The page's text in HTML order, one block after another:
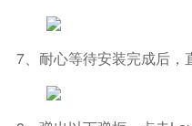
7、耐心等待安装完成后，